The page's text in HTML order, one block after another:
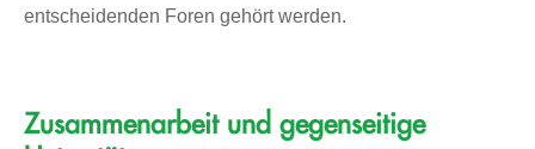
entscheidenden Foren gehört werden.
Zusammenarbeit und gegenseitige